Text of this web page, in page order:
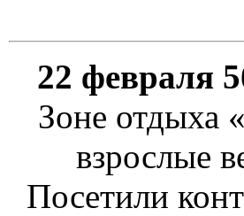
22 февраля
Зоне
взрослые
Посетили